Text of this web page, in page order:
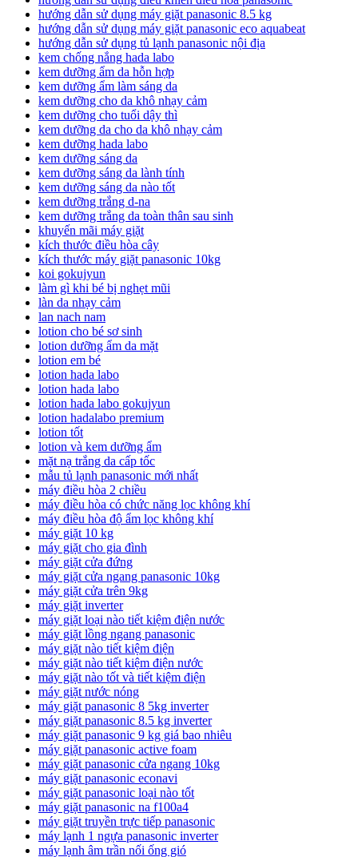
hướng dẫn sử dụng máy giặt panasonic 8.5 kg
hướng dẫn sử dụng máy giặt panasonic eco aquabeat
hướng dẫn sử dụng tủ lạnh panasonic nội địa
kem chống nắng hada labo
kem dưỡng ẩm da hỗn hợp
kem dưỡng ẩm làm sáng da
kem dưỡng cho da khô nhạy cảm
kem dưỡng cho tuổi dậy thì
kem dưỡng da cho da khô nhạy cảm
kem dưỡng hada labo
kem dưỡng sáng da
kem dưỡng sáng da lành tính
kem dưỡng sáng da nào tốt
kem dưỡng trắng d-na
kem dưỡng trắng da toàn thân sau sinh
khuyến mãi máy giặt
kích thước điều hòa cây
kích thước máy giặt panasonic 10kg
koi gokujyun
làm gì khi bé bị nghẹt mũi
làn da nhạy cảm
lan nach nam
lotion cho bé sơ sinh
lotion dưỡng ẩm da mặt
lotion em bé
lotion hada labo
lotion hada labo
lotion hada labo gokujyun
lotion hadalabo premium
lotion tốt
lotion và kem dưỡng ẩm
mặt nạ trắng da cấp tốc
mẫu tủ lạnh panasonic mới nhất
máy điều hòa 2 chiều
máy điều hòa có chức năng lọc không khí
máy điều hòa độ ẩm lọc không khí
máy giặt 10 kg
máy giặt cho gia đình
máy giặt cửa đứng
máy giặt cửa ngang panasonic 10kg
máy giặt cửa trên 9kg
máy giặt inverter
máy giặt loại nào tiết kiệm điện nước
máy giặt lồng ngang panasonic
máy giặt nào tiết kiệm điện
máy giặt nào tiết kiệm điện nước
máy giặt nào tốt và tiết kiệm điện
máy giặt nước nóng
máy giặt panasonic 8 5kg inverter
máy giặt panasonic 8.5 kg inverter
máy giặt panasonic 9 kg giá bao nhiêu
máy giặt panasonic active foam
máy giặt panasonic cửa ngang 10kg
máy giặt panasonic econavi
máy giặt panasonic loại nào tốt
máy giặt panasonic na f100a4
máy giặt truyền trực tiếp panasonic
máy lạnh 1 ngựa panasonic inverter
máy lạnh âm trần nối ống gió